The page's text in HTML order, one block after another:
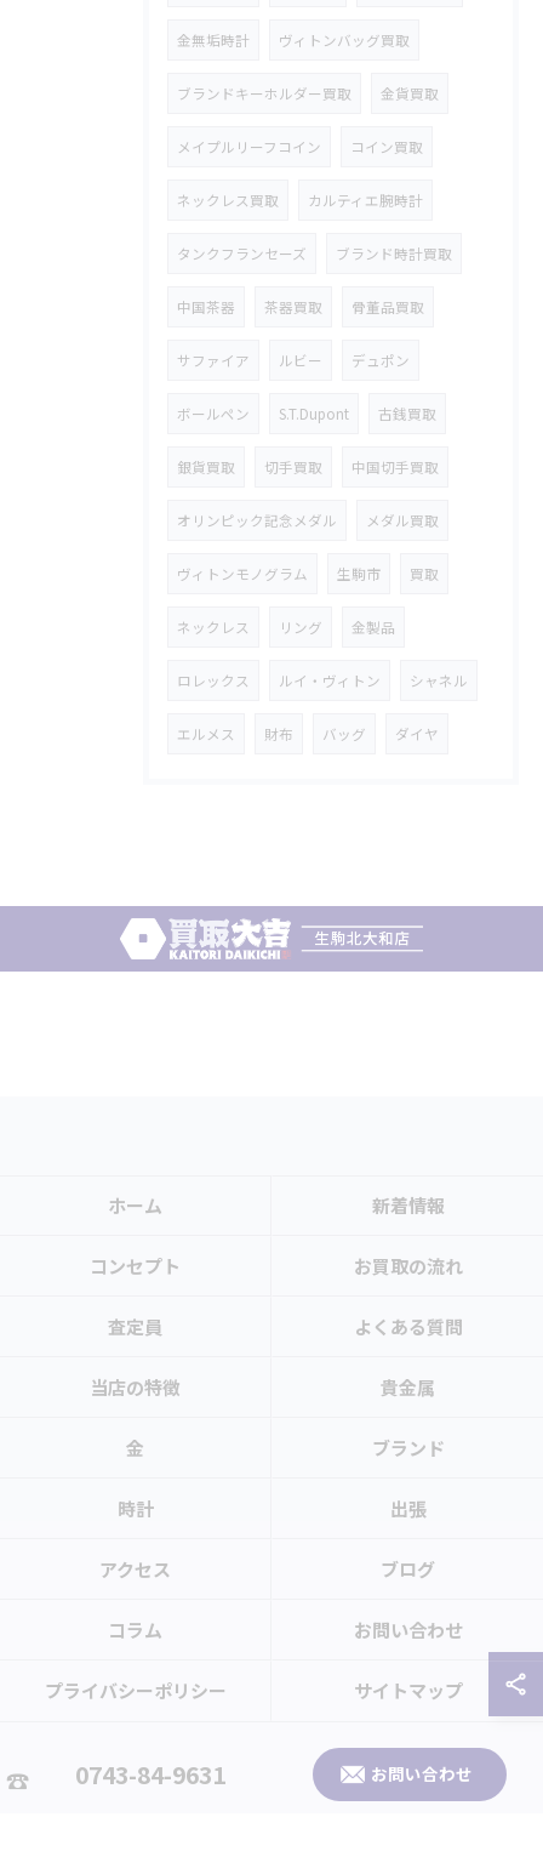
金無垢時計 ヴィトンバッグ買取
ブランドキーホルダー買取 金貨買取
メイプルリーフコイン コイン買取
ネックレス買取 カルティエ腕時計
タンクフランセーズ ブランド時計買取
中国茶器 茶器買取 骨董品買取
サファイア ルビー デュポン
ボールペン S.T.Dupont 古銭買取
銀貨買取 切手買取 中国切手買取
オリンピック記念メダル メダル買取
ヴィトンモノグラム 生駒市 買取
ネックレス リング 金製品
ロレックス ルイ・ヴィトン シャネル
エルメス 財布 バッグ ダイヤ
0743-84-9631 お問い合わせ
ホーム 新着情報
コンセプト お買取の流れ
査定員 よくある質問
当店の特徴 貴金属
金 ブランド
時計 出張
アクセス ブログ
コラム お問い合わせ
プライバシーポリシー サイトマップ
© 2026 奈良県生駒市のお買取なら買取大吉 生駒北大和店 ALL RIGHTS